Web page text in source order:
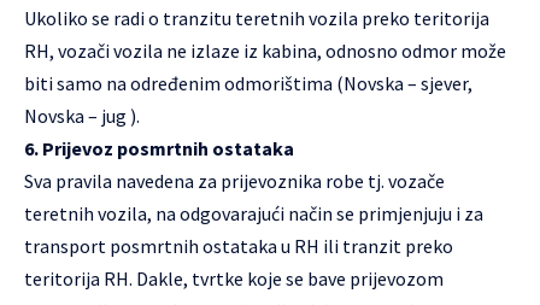
Ukoliko se radi o tranzitu teretnih vozila preko teritorija
RH, vozači vozila ne izlaze iz kabina, odnosno odmor može
biti samo na određenim odmorištima (Novska – sjever,
Novska – jug ).
6. Prijevoz posmrtnih ostataka
Sva pravila navedena za prijevoznika robe tj. vozače
teretnih vozila, na odgovarajući način se primjenjuju i za
transport posmrtnih ostataka u RH ili tranzit preko
teritorija RH. Dakle, tvrtke koje se bave prijevozom